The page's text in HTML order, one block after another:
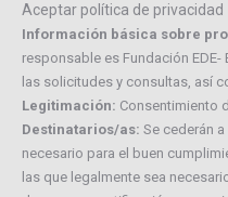
Aceptar política de privacidad
Información básica sobre
responsable es Fundación EDE-
las solicitudes y consultas, así
Legitimación: Consentimiento
Destinatarios/as: Se cederán
necesario para el buen
las que legalmente sea